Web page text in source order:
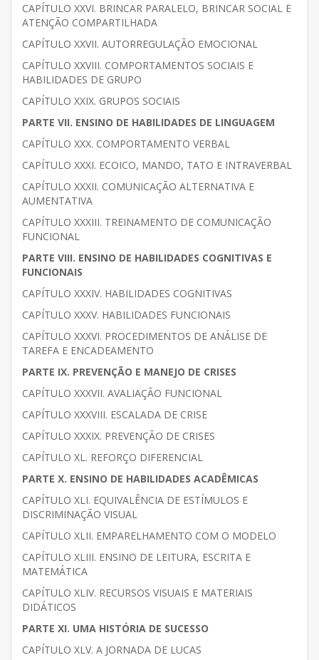
CAPÍTULO XXVI. BRINCAR PARALELO, BRINCAR SOCIAL E
ATENÇÃO COMPARTILHADA
CAPÍTULO XXVII. AUTORREGULAÇÃO EMOCIONAL
CAPÍTULO XXVIII. COMPORTAMENTOS SOCIAIS E
HABILIDADES DE GRUPO
CAPÍTULO XXIX. GRUPOS SOCIAIS
PARTE VII. ENSINO DE HABILIDADES DE LINGUAGEM
CAPÍTULO XXX. COMPORTAMENTO VERBAL
CAPÍTULO XXXI. ECOICO, MANDO, TATO E INTRAVERBAL
CAPÍTULO XXXII. COMUNICAÇÃO ALTERNATIVA E
AUMENTATIVA
CAPÍTULO XXXIII. TREINAMENTO DE COMUNICAÇÃO
FUNCIONAL
PARTE VIII. ENSINO DE HABILIDADES COGNITIVAS E
FUNCIONAIS
CAPÍTULO XXXIV. HABILIDADES COGNITIVAS
CAPÍTULO XXXV. HABILIDADES FUNCIONAIS
CAPÍTULO XXXVI. PROCEDIMENTOS DE ANÁLISE DE
TAREFA E ENCADEAMENTO
PARTE IX. PREVENÇÃO E MANEJO DE CRISES
CAPÍTULO XXXVII. AVALIAÇÃO FUNCIONAL
CAPÍTULO XXXVIII. ESCALADA DE CRISE
CAPÍTULO XXXIX. PREVENÇÃO DE CRISES
CAPÍTULO XL. REFORÇO DIFERENCIAL
PARTE X. ENSINO DE HABILIDADES ACADÊMICAS
CAPÍTULO XLI. EQUIVALÊNCIA DE ESTÍMULOS E
DISCRIMINAÇÃO VISUAL
CAPÍTULO XLII. EMPARELHAMENTO COM O MODELO
CAPÍTULO XLIII. ENSINO DE LEITURA, ESCRITA E
MATEMÁTICA
CAPÍTULO XLIV. RECURSOS VISUAIS E MATERIAIS
DIDÁTICOS
PARTE XI. UMA HISTÓRIA DE SUCESSO
CAPÍTULO XLV. A JORNADA DE LUCAS